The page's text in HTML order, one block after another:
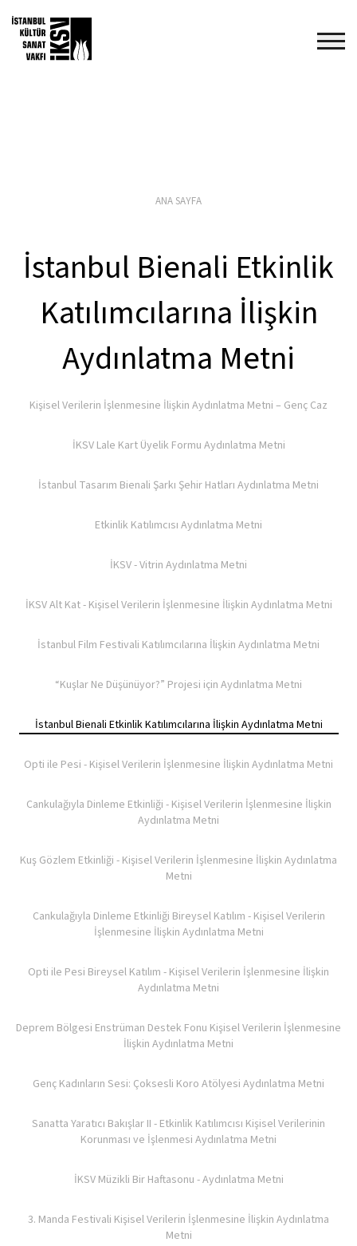
ANA SAYFA
İstanbul Bienali Etkinlik
Katılımcılarına İlişkin
Aydınlatma Metni
Kişisel Verilerin İşlenmesine İlişkin Aydınlatma Metni – Genç Caz
İKSV Lale Kart Üyelik Formu Aydınlatma Metni
İstanbul Tasarım Bienali Şarkı Şehir Hatları Aydınlatma Metni
Etkinlik Katılımcısı Aydınlatma Metni
İKSV - Vitrin Aydınlatma Metni
İKSV Alt Kat - Kişisel Verilerin İşlenmesine İlişkin Aydınlatma Metni
İstanbul Film Festivali Katılımcılarına İlişkin Aydınlatma Metni
“Kuşlar Ne Düşünüyor?” Projesi için Aydınlatma Metni
İstanbul Bienali Etkinlik Katılımcılarına İlişkin Aydınlatma Metni
Opti ile Pesi - Kişisel Verilerin İşlenmesine İlişkin Aydınlatma Metni
Cankulağıyla Dinleme Etkinliği - Kişisel Verilerin İşlenmesine İlişkin
Aydınlatma Metni
Kuş Gözlem Etkinliği - Kişisel Verilerin İşlenmesine İlişkin Aydınlatma
Metni
Cankulağıyla Dinleme Etkinliği Bireysel Katılım - Kişisel Verilerin
İşlenmesine İlişkin Aydınlatma Metni
Opti ile Pesi Bireysel Katılım - Kişisel Verilerin İşlenmesine İlişkin
Aydınlatma Metni
Deprem Bölgesi Enstrüman Destek Fonu Kişisel Verilerin İşlenmesine
İlişkin Aydınlatma Metni
Genç Kadınların Sesi: Çoksesli Koro Atölyesi Aydınlatma Metni
Sanatta Yaratıcı Bakışlar II - Etkinlik Katılımcısı Kişisel Verilerinin
Korunması ve İşlenmesi Aydınlatma Metni
İKSV Müzikli Bir Haftasonu - Aydınlatma Metni
3. Manda Festivali Kişisel Verilerin İşlenmesine İlişkin Aydınlatma
Metni